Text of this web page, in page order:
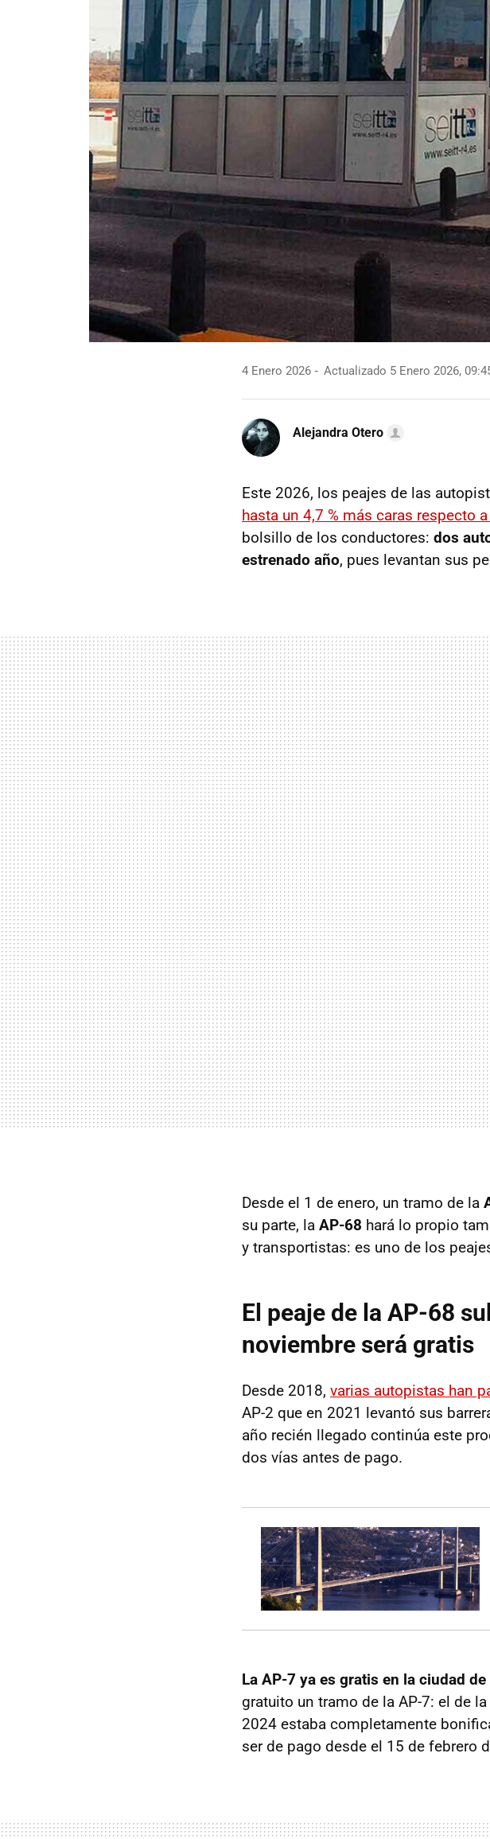
4 Enero 2026 Actualizado 5 Enero 2026,
Alejandra Otero
Este 2026, los peajes de las
hasta un 4,7 % más caras respecto
bolsillo de los conductores: dos
estrenado año, pues levantan sus
Desde el 1 de enero, un tramo de la
su parte, la AP-68 hará lo propio
y transportistas: es uno de los
El peaje de la AP-68
noviembre será gratis
Desde 2018, varias autopistas han
AP-2 que en 2021 levantó sus
año recién llegado continúa este
dos vías antes de pago.
La AP-7 ya es gratis en la ciudad
gratuito un tramo de la AP-7: el de
2024 estaba completamente
ser de pago desde el 15 de febrero